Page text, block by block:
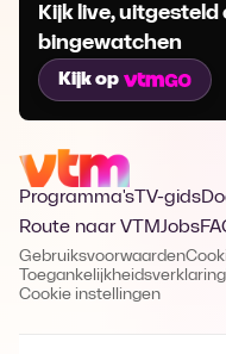
Kijk live,
bingewatchen
Kijk op
Programma's TV-gids
Route naar VTMJobs
Gebruiksvoorwaarden
Toegankelijkheidsverklaring
Cookie instellingen